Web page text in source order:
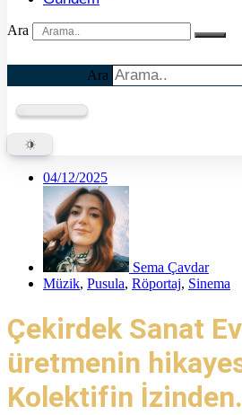
Ara
Ara
04/12/2025
Sema Çavdar
Müzik, Pusula, Röportaj, Sinema
Çekirdek Sanat
üretmenin
Kolektifin